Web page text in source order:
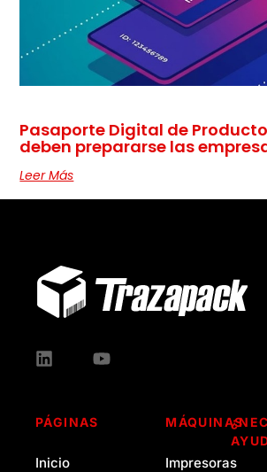
Pasaporte Digital de
deben prepararse las
Leer Más
PÁGINAS
Inicio
MÁQUINAS
Impresoras